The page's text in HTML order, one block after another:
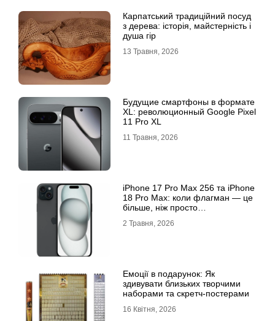
Карпатський традиційний посуд
з дерева: історія, майстерність і
душа гір
13 Травня, 2026
Будущие смартфоны в формате
XL: революционный Google Pixel
11 Pro XL
11 Травня, 2026
iРhone 17 Рro Мax 256 та iРhone
18 Рro Мax: коли флагман — це
більше, ніж просто
2 Травня, 2026
Емоції в подарунок: Як
здивувати близьких творчими
наборами та скретч-постерами
16 Квітня, 2026